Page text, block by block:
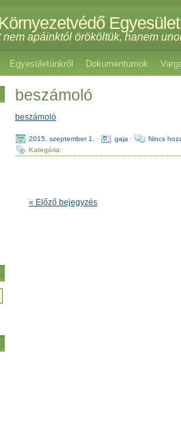
Egyesület
nem apáinktól örököltük, hanem
Egyesületünkről Dokumentumok
beszámoló
beszámoló
2015. szeptember 1. · gaja ·
Nincs
Kategória:
« Előző bejegyzés